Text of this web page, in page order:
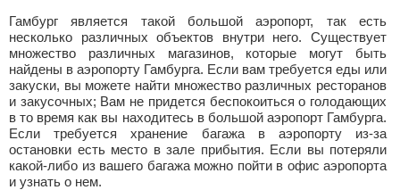
Гамбург является такой большой аэропорт, так есть
несколько различных объектов внутри него. Существует
множество различных магазинов, которые могут быть
найдены в аэропорту Гамбурга. Если вам требуется еды или
закуски, вы можете найти множество различных ресторанов
и закусочных; Вам не придется беспокоиться о голодающих
в то время как вы находитесь в большой аэропорт Гамбурга.
Если требуется хранение багажа в аэропорту из-за
остановки есть место в зале прибытия. Если вы потеряли
какой-либо из вашего багажа можно пойти в офис аэропорта
и узнать о нем.